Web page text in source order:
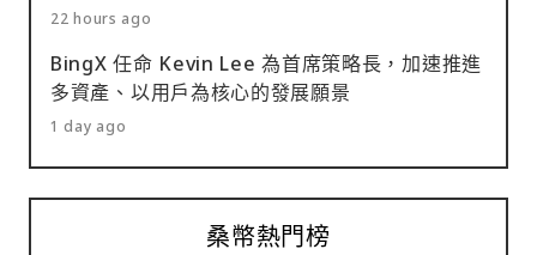
22 hours ago
BingX 任命 Kevin Lee 為首席策略長，加速推進
多資產、以用戶為核心的發展願景
1 day ago
桑幣熱門榜